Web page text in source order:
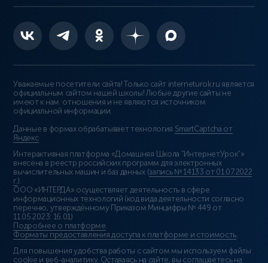
Уважаемые посетители сайта! Только сайт interneturok.ru является
официальным сайтом нашей школы! Любые другие сайты не
имеют к нам отношения и не являются источником
официальной информации.
Данные в формах обрабатывает технология SmartCaptcha от
Яндекс
Интерактивная платформа «Домашняя Школа “ИнтернетУрок”»
внесена в реестр российских программ для электронных
вычислительных машин и баз данных (запись № 14133 от 01.07.2022
г.).
ООО «ИНТЕРДА» осуществляет деятельность в сфере
информационных технологий (код вида деятельности согласно
перечню, утверждённому Приказом Минцифры № 449 от
11.05.2023: 16.01)
Подробнее о платформе.
Форматы предоставления доступа к платформе и стоимость.
Для повышения удобства работы с сайтом мы используем файлы
cookie и веб-аналитику. Оставаясь на сайте, вы соглашаетесь на